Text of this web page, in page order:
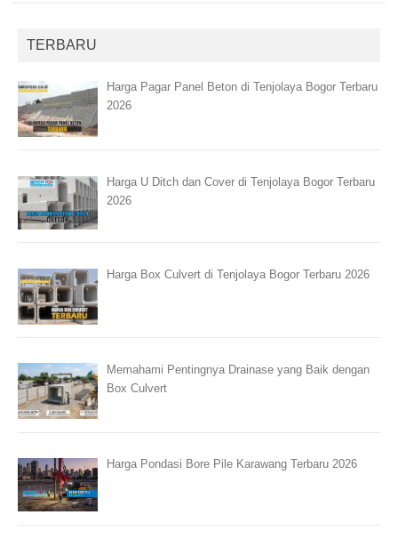
TERBARU
Harga Pagar Panel Beton di Tenjolaya Bogor Terbaru
2026
Harga U Ditch dan Cover di Tenjolaya Bogor Terbaru
2026
Harga Box Culvert di Tenjolaya Bogor Terbaru 2026
Memahami Pentingnya Drainase yang Baik dengan
Box Culvert
Harga Pondasi Bore Pile Karawang Terbaru 2026